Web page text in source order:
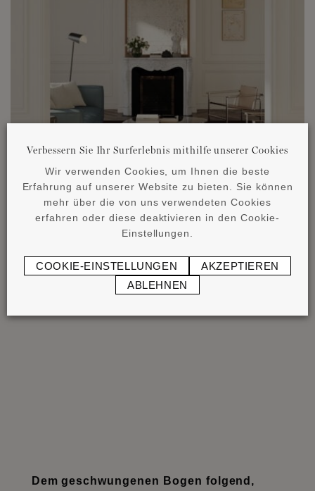
Dem geschwungenen Bogen folgend,
Verbessern Sie Ihr Surferlebnis mithilfe unserer Cookies
Wir verwenden Cookies, um Ihnen die beste
Erfahrung auf unserer Website zu bieten. Sie können
mehr über die von uns verwendeten Cookies
erfahren oder diese deaktivieren in den Cookie-
Einstellungen.
COOKIE-EINSTELLUNGEN
AKZEPTIEREN
ABLEHNEN